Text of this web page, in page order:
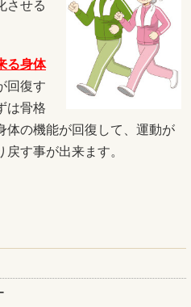
させる
る身体
回復す
は骨格
体の機能が回復して、運動が
す事が出来ます。